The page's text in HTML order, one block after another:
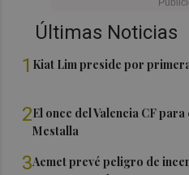
Últimas Noticias
1 Kiat Lim preside por
2El once del Valencia CF
Mestalla
3Aemet prevé peligro de